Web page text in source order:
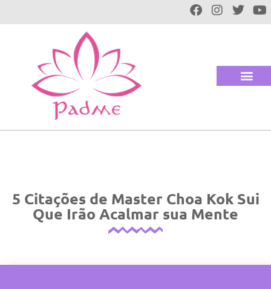
5 Citações de Master Choa Kok Sui
Que Irão Acalmar sua Mente